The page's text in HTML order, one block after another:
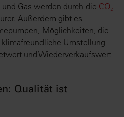
Gas werden durch die CO₂-
Außerdem gibt es
Möglichkeiten, die
klimafreundliche Umstellung
und Wiederverkaufswert
Qualität ist